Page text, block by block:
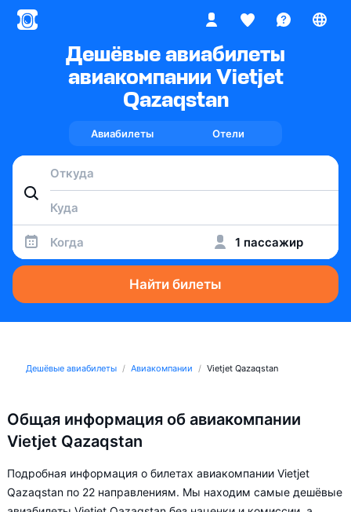
Дешёвые авиабилеты
авиакомпании Vietjet
Qazaqstan
Авиабилеты Отели
Когда 1 пассажир
Найти билеты
Дешёвые авиабилеты Авиакомпании Vietjet Qazaqstan
Общая информация об авиакомпании
Vietjet Qazaqstan
Подробная информация о билетах авиакомпании Vietjet
Qazaqstan по 22 направлениям. Мы находим самые дешёвые